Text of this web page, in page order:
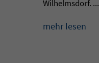
Wilhelmsdorf. ...
mehr lesen